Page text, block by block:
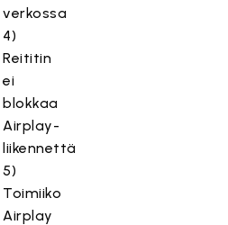
verkossa
4)
Reititin
ei
blokkaa
Airplay-
liikennettä
5)
Toimiiko
Airplay